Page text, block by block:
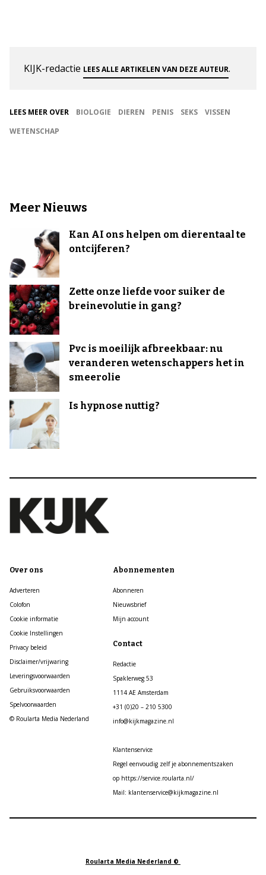
KIJK-redactie LEES ALLE ARTIKELEN VAN DEZE AUTEUR.
LEES MEER OVER BIOLOGIE DIEREN PENIS SEKS
VISSEN
WETENSCHAP
Meer Nieuws
Kan AI ons helpen om dierentaal te
ontcijferen?
Zette onze liefde voor suiker de
breinevolutie in gang?
Pvc is moeilijk afbreekbaar: nu
veranderen wetenschappers het in
smeerolie
Is hypnose nuttig?
Over ons
Adverteren
Colofon
Cookie informatie
Cookie Instellingen
Privacy beleid
Disclaimer/vrijwaring
Leveringsvoorwaarden
Gebruiksvoorwaarden
Spelvoorwaarden
© Roularta Media Nederland
Abonnementen
Abonneren
Nieuwsbrief
Mijn account
Contact
Redactie
Spaklerweg 53
1114 AE Amsterdam
+31 (0)20 – 210 5300
info@kijkmagazine.nl
Klantenservice
Regel eenvoudig zelf je abonnementszaken
op https://service.roularta.nl/
Mail: klantenservice@kijkmagazine.nl
Roularta Media Nederland ©